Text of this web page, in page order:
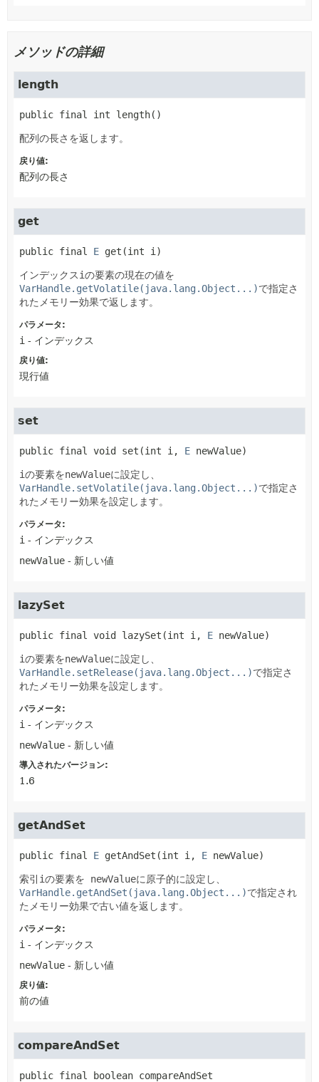
メソッドの詳細
length
public final int length()
配列の長さを返します。
戻り値:
配列の長さ
get
public final E get (int i)
インデックスiの要素の現在の値を
VarHandle.getVolatile(java.lang.Object...)で指定さ
れたメモリー効果で返します。
パラメータ:
i - インデックス
戻り値:
現行値
set
public final void set (int i, E newValue)
iの要素をnewValueに設定し、
VarHandle.setVolatile(java.lang.Object...)で指定さ
れたメモリー効果を設定します。
パラメータ:
i - インデックス
newValue - 新しい値
lazySet
public final void lazySet (int i, E newValue)
iの要素をnewValueに設定し、
VarHandle.setRelease(java.lang.Object...)で指定さ
れたメモリー効果を設定します。
パラメータ:
i - インデックス
newValue - 新しい値
導入されたバージョン:
1.6
getAndSet
public final E getAndSet (int i, E newValue)
索引 iの要素を newValueに原子的に設定し、
VarHandle.getAndSet(java.lang.Object...)で指定され
たメモリー効果で古い値を返します。
パラメータ:
i - インデックス
newValue - 新しい値
戻り値:
前の値
compareAndSet
public final boolean compareAndSet